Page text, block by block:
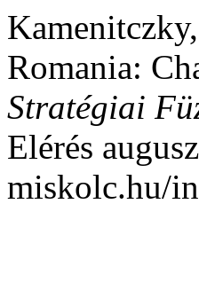
Romania:
Stratégiai
Elérés
miskolc.hu/